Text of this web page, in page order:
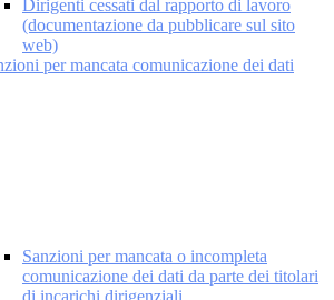
Dirigenti cessati dal rapporto di lavoro
(documentazione da pubblicare sul sito
web)
per mancata comunicazione dei dati
Sanzioni per mancata o incompleta
comunicazione dei dati da parte dei titolari